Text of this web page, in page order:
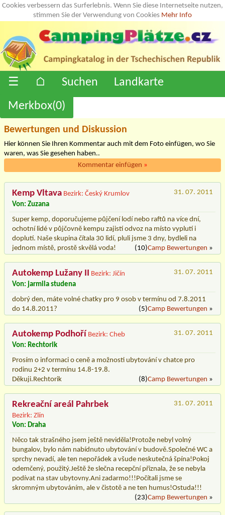
Cookies verbessern das Surferlebnis. Wenn Sie diese Internetseite nutzen,
stimmen Sie der Verwendung von Cookies Mehr Info
☰ ⌂ Suchen
Landkarte
Merkbox(0)
Bewertungen und Diskussion
Hier können Sie Ihren Kommentar auch mit dem Foto einfügen, wo Sie
waren, was Sie gesehen haben..
Kommentar einfügen »
Kemp Vltava Bezirk: Český Krumlov
31. 07. 2011
Von: Zuzana
Super kemp, doporučujeme půjčení lodí nebo raftů na více dní,
ochotní lidé v půjčovně kempu zajistí odvoz na místo vyplutí i
doplutí. Naše skupina čítala 30 lidí, pluli jsme 3 dny, bydleli na
jednom místě, prostě skvělá voda!
(10)Camp Bewertungen »
Autokemp Lužany II Bezirk: Jičín
31. 07. 2011
Von: jarmila studena
dobrý den, máte volné chatky pro 9 osob v termínu od 7.8.2011
do 14.8.2011?
(5)Camp Bewertungen »
Autokemp Podhoří Bezirk: Cheb
31. 07. 2011
Von: Rechtorik
Prosím o informaci o ceně a možnosti ubytování v chatce pro
rodinu 2+2 v termínu 14.8-19.8.
Děkuji.Rechtorik
(8)Camp Bewertungen »
Rekreační areál Pahrbek
Bezirk: Zlín
31. 07. 2011
Von: Draha
Něco tak strašného jsem ještě neviděla!Protože nebyl volný
bungalov, bylo nám nabídnuto ubytování v budově.Společné WC a
sprchy nevadí, ale ten nepořádek a všude neskutečná špína!Pokoj
odemčený, použitý.Ještě že slečna recepční přiznala, že se nebyla
podívat na stav ubytovny.Ani zadarmo!!!Počítali jsme se
skromným ubytováním, ale v čistotě a ne ten humus!Ostuda!!!
(23)Camp Bewertungen »